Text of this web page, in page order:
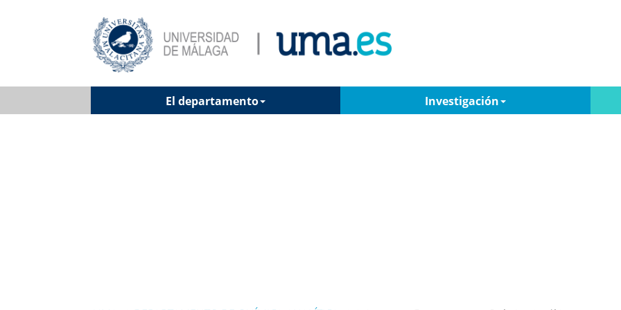
El departamento Investigación